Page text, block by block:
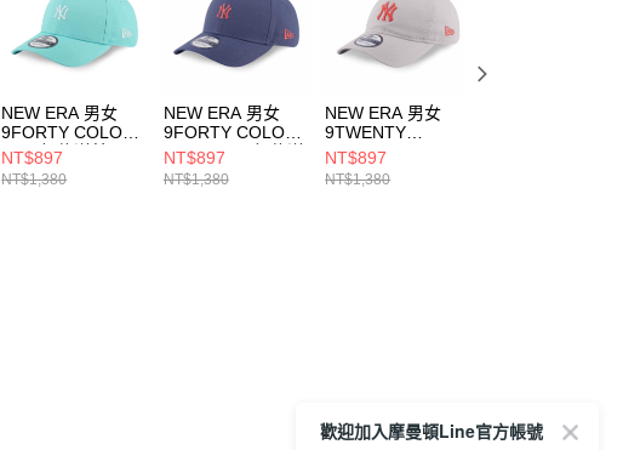
NEW ERA 男女
9FORTY COLOR
ERA 紐約洋基
NE14499512
NT$897
NT$1,380
NEW ERA 男女
9FORTY COLOR
ERA FW25 紐約洋
基 褪藍
NE14700365
NT$897
NT$1,380
NEW ERA 男女
9TWENTY
COLOR ERA
FW25 紐約洋基 石
灰(骨灰)
NT$897
NT$1,380
歡迎加入摩曼頓Line官方帳號